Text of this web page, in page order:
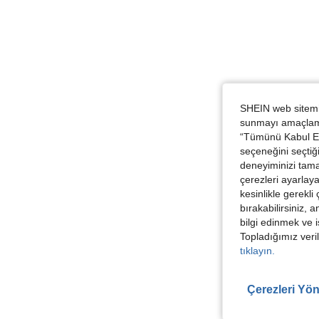
SHEIN web
sunmayı
“Tümünü Kabul
seçeneğini
deneyiminizi
çerezleri
kesinlikle gerekli
bırakabilirsiniz,
bilgi edinmek ve
Topladığımız
tıklayın.
Çerezleri